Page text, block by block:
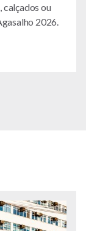
calçados ou
2026.